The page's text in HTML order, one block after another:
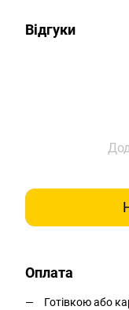
Відгуки
Оплата
Готівкою або